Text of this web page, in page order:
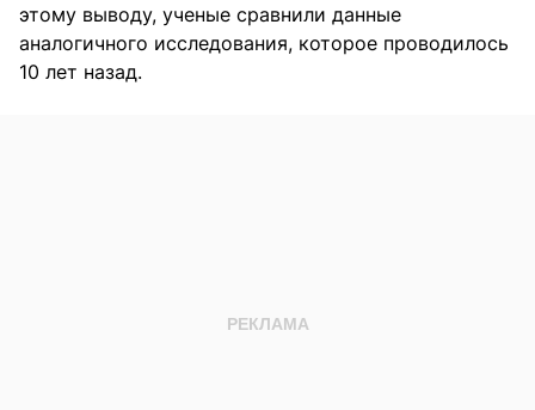
этому выводу, ученые сравнили данные
аналогичного исследования, которое проводилось
10 лет назад.